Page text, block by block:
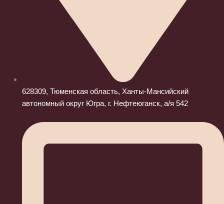
628309, Тюменская область, Ханты-Мансийский
автономный округ Югра, г. Нефтеюганск, а/я 542